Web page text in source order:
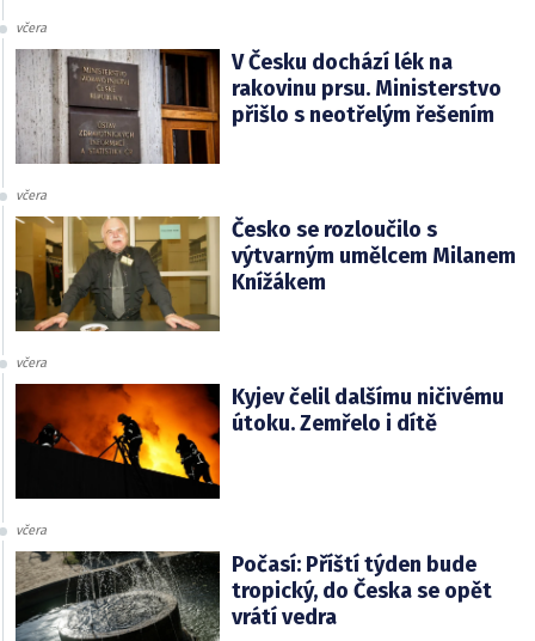
včera
V Česku dochází lék na
rakovinu prsu. Ministerstvo
přišlo s neotřelým řešením
včera
Česko se rozloučilo s
výtvarným umělcem Milanem
Knížákem
včera
Kyjev čelil dalšímu ničivému
útoku. Zemřelo i dítě
včera
Počasí: Příští týden bude
tropický, do Česka se opět
vrátí vedra